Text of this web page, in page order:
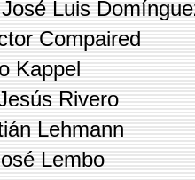
Luis
Compaired
Kappel
Rivero
Lehmann
Lembo